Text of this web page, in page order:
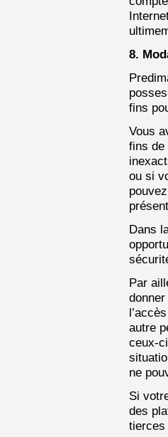
8.
fins
Vous
fins de
ou si
Dans
Par
autre
ceux-
ne
Si
des
tierces